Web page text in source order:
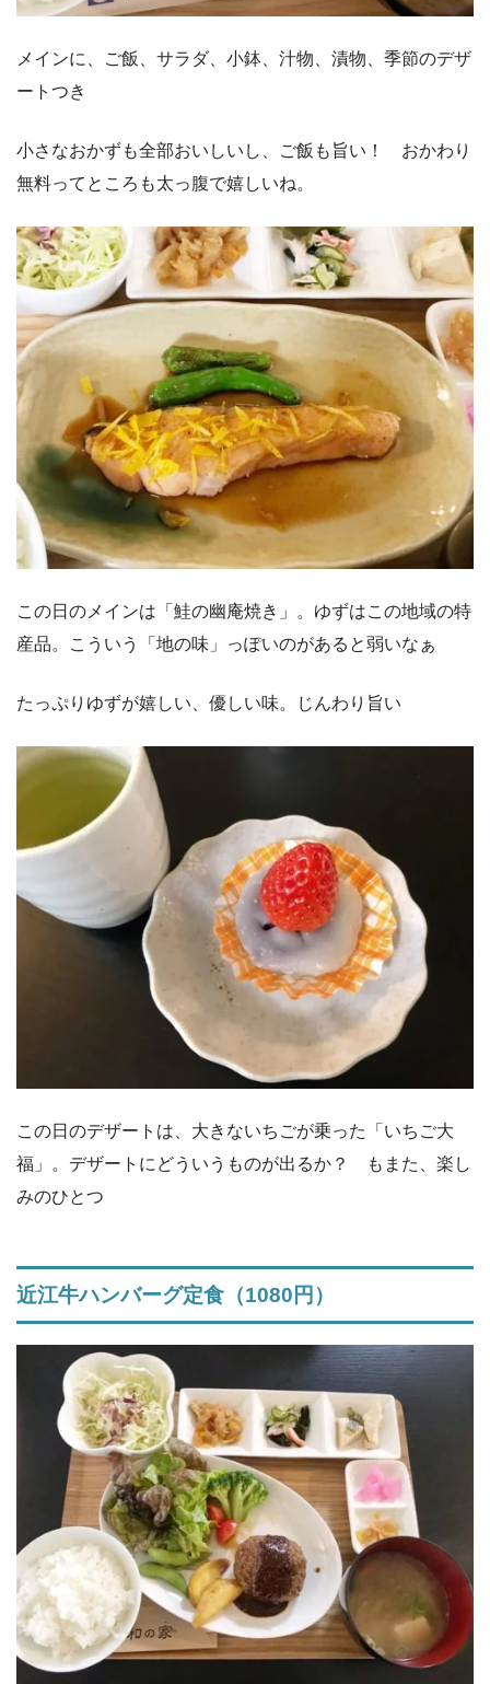
メインに、ご飯、サラダ、小鉢、汁物、漬物、季節のデザ
ートつき
小さなおかずも全部おいしいし、ご飯も旨い！ おかわり
無料ってところも太っ腹で嬉しいね。
この日のメインは「鮭の幽庵焼き」。ゆずはこの地域の特
産品。こういう「地の味」っぽいのがあると弱いなぁ
たっぷりゆずが嬉しい、優しい味。じんわり旨い
この日のデザートは、大きないちごが乗った「いちご大
福」。デザートにどういうものが出るか？ もまた、楽し
みのひとつ
近江牛ハンバーグ定食（1080円）